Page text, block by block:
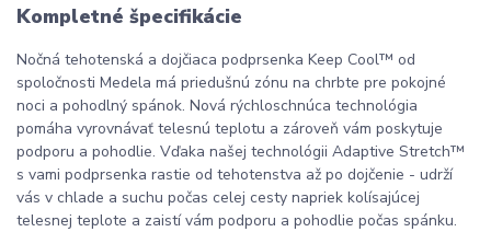
Kompletné špecifikácie
Nočná tehotenská a dojčiaca podprsenka Keep Cool™ od
spoločnosti Medela má priedušnú zónu na chrbte pre pokojné
noci a pohodlný spánok. Nová rýchloschnúca technológia
pomáha vyrovnávať telesnú teplotu a zároveň vám poskytuje
podporu a pohodlie. Vďaka našej technológii Adaptive Stretch™
s vami podprsenka rastie od tehotenstva až po dojčenie - udrží
vás v chlade a suchu počas celej cesty napriek kolísajúcej
telesnej teplote a zaistí vám podporu a pohodlie počas spánku.